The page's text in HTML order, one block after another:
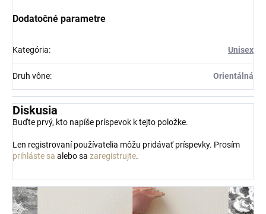
Dodatočné parametre
Kategória: Unisex
Druh vône: Orientálná
Diskusia
Buďte prvý, kto napíše príspevok k tejto položke.
Len registrovaní používatelia môžu pridávať príspevky. Prosím
prihláste sa alebo sa zaregistrujte.